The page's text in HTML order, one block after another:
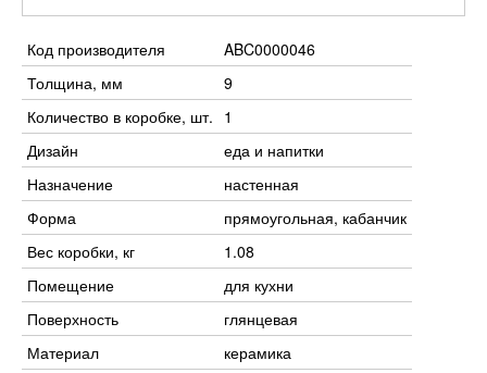
Код производителя
ABC0000046
Толщина, мм
9
Количество в коробке, шт. 1
Дизайн
еда и напитки
Назначение
настенная
Форма
прямоугольная, кабанчик
Вес коробки, кг
1.08
Помещение
для кухни
Поверхность
глянцевая
Материал
керамика